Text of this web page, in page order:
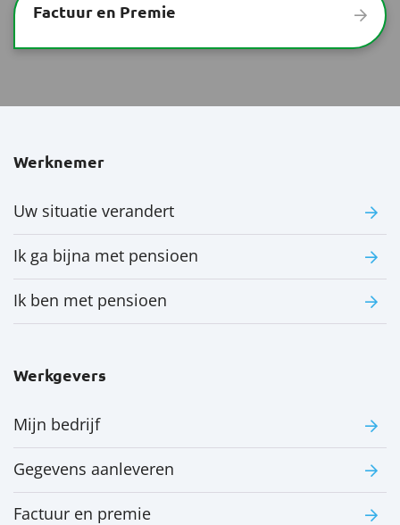
Factuur en Premie
Werknemer
Uw situatie verandert
Ik ga bijna met pensioen
Ik ben met pensioen
Werkgevers
Mijn bedrijf
Gegevens aanleveren
Factuur en premie